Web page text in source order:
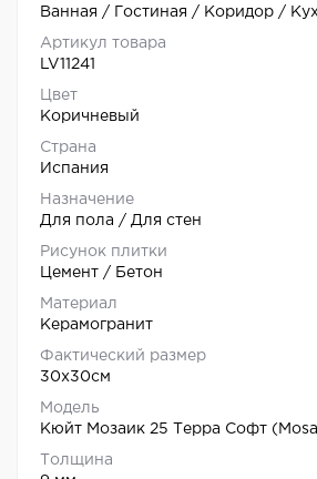
Ванная / Гостиная / Коридор /
Артикул товара
LV11241
Цвет
Коричневый
Страна
Испания
Назначение
Для пола / Для стен
Рисунок плитки
Цемент / Бетон
Материал
Керамогранит
Фактический размер
30x30см
Модель
Кюйт Мозаик 25 Терра Софт
Толщина